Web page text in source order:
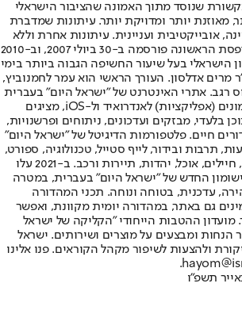
שנוסד מתוך האמונה שהציבור הישראלי
מאוזנת יותר ומדויקת יותר. עיתונות שמדברת
אובייקטיבית ועניינית. עיתונות אחרת וללא
תשלום. המהדורה המודפסת הראשונה פורסמה ב-30 ביולי 2007, וב-2010
הישראלי בעל שיעור החשיפה הגבוה ביותר בימי
מרים אדלסון. העורך הראשי הוא עמר לחמנוביץ,
רגב. אתרי האינטרנט של "ישראל היום" בעברית
ובאנגלית, כמו כן היישומונים (אפליקציות) לאנדרואיד ול-iOS, מציגים
בלעדי, מבזקים ועדכונים, ניתוחים ופרשנויות,
חיים. פלטפורמות הדיגיטל של "ישראל היום"
תרבות ובידור, לייף סטייל, טכנולוגיה, ספורט,
כלכלה וצרכנות, בריאות, חיילים, אוכל, יהדות, תיירות ורכב. ב-2021 עלו
החדש של "ישראל היום" בעברית, במטרה
עדכנית, בטוחה ונוחה. תכני המהדורה
גם באתר, במהדורה יומית מקוונת, ואפשר
מועדון ההטבות הייחודי "הקליקה של ישראל
הנחות ומבצעים על מוצרים ושירותים. ישראל
ולהצעות לשיפור מקהל הקוראים. פנו אלינו
תשפ"ו